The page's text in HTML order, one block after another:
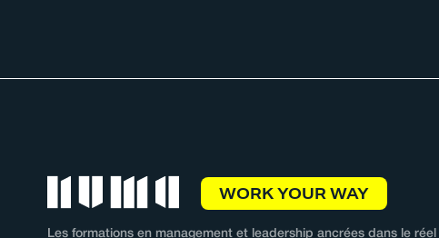
WORK YOUR WAY
Les formations en management et leadership ancrées dans le réel